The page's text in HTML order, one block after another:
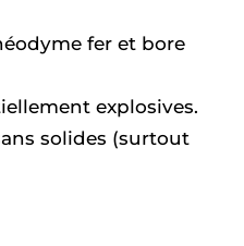
fer et bore
explosives.
solides (surtout